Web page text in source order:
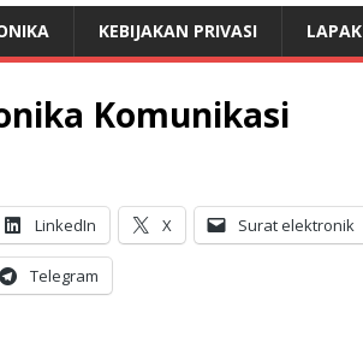
KEBIJAKAN PRIVASI LAPAK
Komunikasi
LinkedIn X Surat elektronik
Telegram